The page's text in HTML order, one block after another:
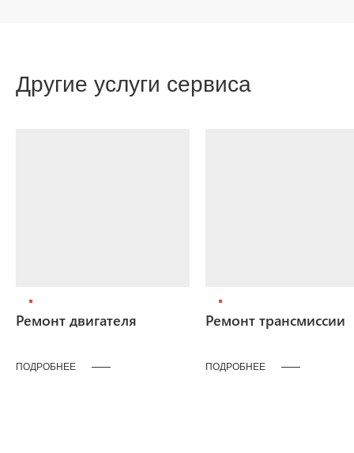
Другие услуги сервиса
Ремонт двигателя
ПОДРОБНЕЕ
Ремонт трансмиссии
ПОДРОБНЕЕ